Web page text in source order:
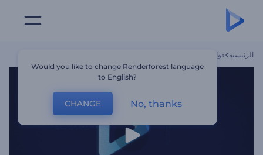
الرئيسية قوالب
Would you like to change Renderforest language
to English?
CHANGE No, thanks